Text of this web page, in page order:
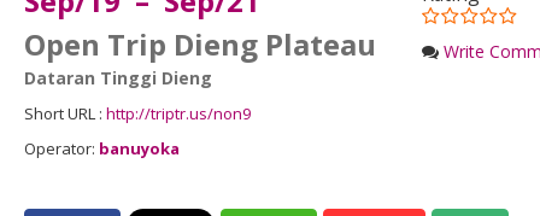
Write
Open Trip Dieng Plateau
Dataran Tinggi Dieng
Short URL : http://triptr.us/non9
Operator: banuyoka